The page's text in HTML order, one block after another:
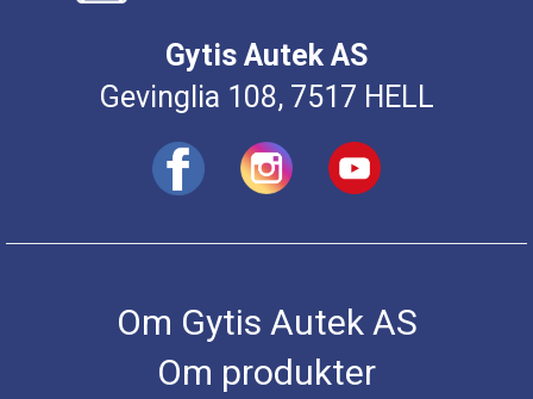
Gytis Autek AS
Gevinglia 108, 7517 HELL
Om Gytis Autek AS
Om produkter